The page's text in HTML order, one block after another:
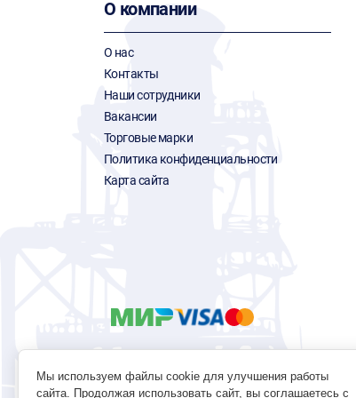
О компании
О нас
Контакты
Наши сотрудники
Вакансии
Торговые марки
Политика конфиденциальности
Карта сайта
Политика обработки персональных данных
Мы используем файлы cookie для улучшения работы
сайта. Продолжая использовать сайт, вы соглашаетесь с